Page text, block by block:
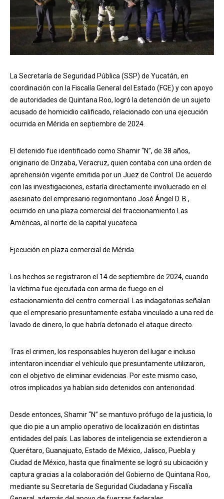
La Secretaría de Seguridad Pública (SSP) de Yucatán, en
coordinación con la Fiscalía General del Estado (FGE) y con apoyo
de autoridades de Quintana Roo, logró la detención de un sujeto
acusado de homicidio calificado, relacionado con una ejecución
ocurrida en Mérida en septiembre de 2024.
El detenido fue identificado como Shamir “N”, de 38 años,
originario de Orizaba, Veracruz, quien contaba con una orden de
aprehensión vigente emitida por un Juez de Control. De acuerdo
con las investigaciones, estaría directamente involucrado en el
asesinato del empresario regiomontano José Ángel D. B.,
ocurrido en una plaza comercial del fraccionamiento Las
Américas, al norte de la capital yucateca.
Ejecución en plaza comercial de Mérida
Los hechos se registraron el 14 de septiembre de 2024, cuando
la víctima fue ejecutada con arma de fuego en el
estacionamiento del centro comercial. Las indagatorias señalan
que el empresario presuntamente estaba vinculado a una red de
lavado de dinero, lo que habría detonado el ataque directo.
Tras el crimen, los responsables huyeron del lugar e incluso
intentaron incendiar el vehículo que presuntamente utilizaron,
con el objetivo de eliminar evidencias. Por este mismo caso,
otros implicados ya habían sido detenidos con anterioridad.
Desde entonces, Shamir “N” se mantuvo prófugo de la justicia, lo
que dio pie a un amplio operativo de localización en distintas
entidades del país. Las labores de inteligencia se extendieron a
Querétaro, Guanajuato, Estado de México, Jalisco, Puebla y
Ciudad de México, hasta que finalmente se logró su ubicación y
captura gracias a la colaboración del Gobierno de Quintana Roo,
mediante su Secretaría de Seguridad Ciudadana y Fiscalía